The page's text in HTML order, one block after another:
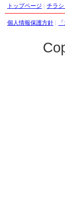
トップページ チラ
個人情報保護方針